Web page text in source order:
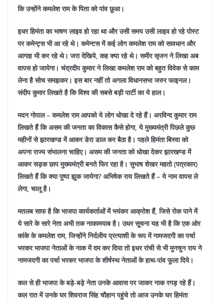
कि उन्होंने कमलेश राम के पिता को पांव छूआ।
इधर हिमंता का भाषण लाइव हो रहा था और उसी समय उसी लाइव हो रहे पोस्ट
पर कमेन्ट्स भी आ रहे थे। कमेन्टस में कई लोग कमलेश राम को सावधान और
आगाह भी कर रहे थे। जरा देखिये, कह क्या रहे थे। समीर सृजन ने लिखा अब
वापस हो जायेगा। चंद्रदीप कुमार ने लिखा कमलेश राम को बहुत विवेक से काम
लेना है सोच समझकर। इस बार नहीं तो अगला विधानसभा जरुर फाइनल।
संदीप कुमार लिखते है कि विश्व की सबसे बड़ी पार्टी का ये हाल।
मदन गोपाल – कमलेश राम आपको ये लोग धोखा दे रहे हैं। अरविन्द कुमार राम
लिखते हैं कि असम की जनता का विकास कैसे होगा, ये मुख्यमंत्री पिछले कुछ
महीनों से झारखण्ड में आकर डेरा डाल कर बैठा है। पहले हिमंता बिस्वा को
अपना राज्य संभालना चाहिए। असम की जनता को धोखा देकर झारखण्ड में
आकर सड़क छाप मुख्यमंत्री बनते फिर रहा है। सुभाष शेखर महतो (पत्रकार)
लिखते हैं कि क्या पुष्पा झुक जायेगा? अभिषेक राय लिखते हैं – ये नाम वापस ले
लेगा, चालू है।
मतलब साफ है कि भाजपा कार्यकर्ताओं में भयंकर आक्रोश हैं, जिसे रोक पाने में
ये सारे के सारे नेता अभी तक नाकामयाब है। उधर सूचना यह भी है कि एक ओर
कांके के कमलेश राम, जिन्होंने निर्दलीय प्रत्याशी के रूप में नामजदगी का पर्चा
भरकर भाजपा नेताओं के नाक में दम कर दिया तो इधर रांची से भी मुनचुन राय ने
नामजदगी का पर्चा भरकर भाजपा के शीर्षस्थ नेताओं के हाथ-पांव फूला दिये।
कल से ही भाजपा के बड़े-बड़े नेता उनके आवास पर जाकर नाक रगड़ रहे हैं।
कल रात में उनके घर शिवराज सिंह चौहान पहुंचे तो आज उनके घर हिमंता